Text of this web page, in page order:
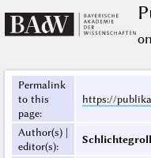
Permalink
to this
page:
https://
Author(s) |
editor(s):
Schlichtegroll